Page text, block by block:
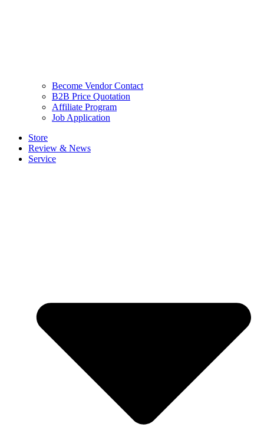
Become Vendor Contact
B2B Price Quotation
Affiliate Program
Job Application
Store
Review & News
Service